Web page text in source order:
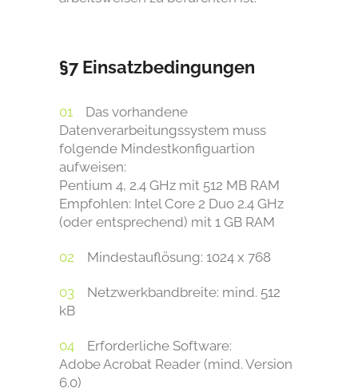
§7 Einsatzbedingungen
Das vorhandene
Datenverarbeitungssystem muss
folgende Mindestkonfiguartion
aufweisen:
Pentium 4, 2.4 GHz mit 512 MB RAM
Empfohlen: Intel Core 2 Duo 2.4 GHz
(oder entsprechend) mit 1 GB RAM
Mindestauflösung: 1024 x 768
Netzwerkbandbreite: mind. 512
kB
Erforderliche Software:
Adobe Acrobat Reader (mind. Version
6.0)